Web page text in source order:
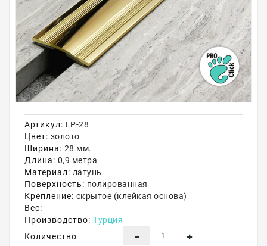
Садовая мебель
Оплата
Доставка
Самовывоз
Контакты
Акции
Артикул: LP-28
Цвет: золото
Ширина: 28 мм.
Длина: 0,9 метра
Материал: латунь
Поверхность: полированная
Крепление: скрытое (клейкая основа)
Вес:
Производство: Турция
Количество